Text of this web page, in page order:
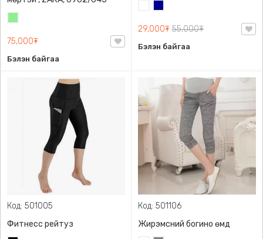
75,000₮
Бэлэн байгаа
29,000₮ 55,000₮
Бэлэн байгаа
Код: 501005
Фитнесс рейтуз
Код: 501106
Жирэмсний богино өмд